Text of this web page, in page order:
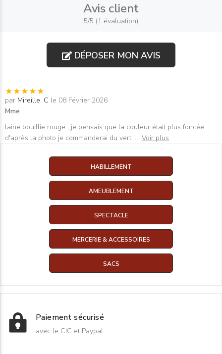
Avis client
5/5 (1 évaluation)
DÉPOSER MON AVIS
par Mireille. C le 08 Février 2026
Mme
laine bouillie rouge , je pensais que la couleur était plus foncée
d'après la photo je commanderai du vert ... Voir plus
HABILLEMENT
AMEUBLEMENT
SPECTACLE
MERCERIE & ACCESSOIRES
SACS
Paiement sécurisé
avec le CIC et Paypal